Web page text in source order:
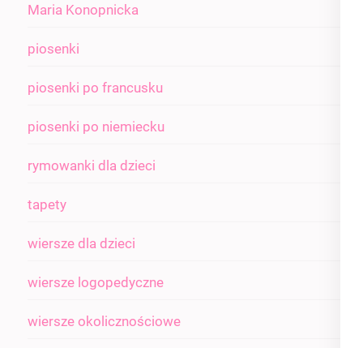
Maria Konopnicka
piosenki
piosenki po francusku
piosenki po niemiecku
rymowanki dla dzieci
tapety
wiersze dla dzieci
wiersze logopedyczne
wiersze okolicznościowe